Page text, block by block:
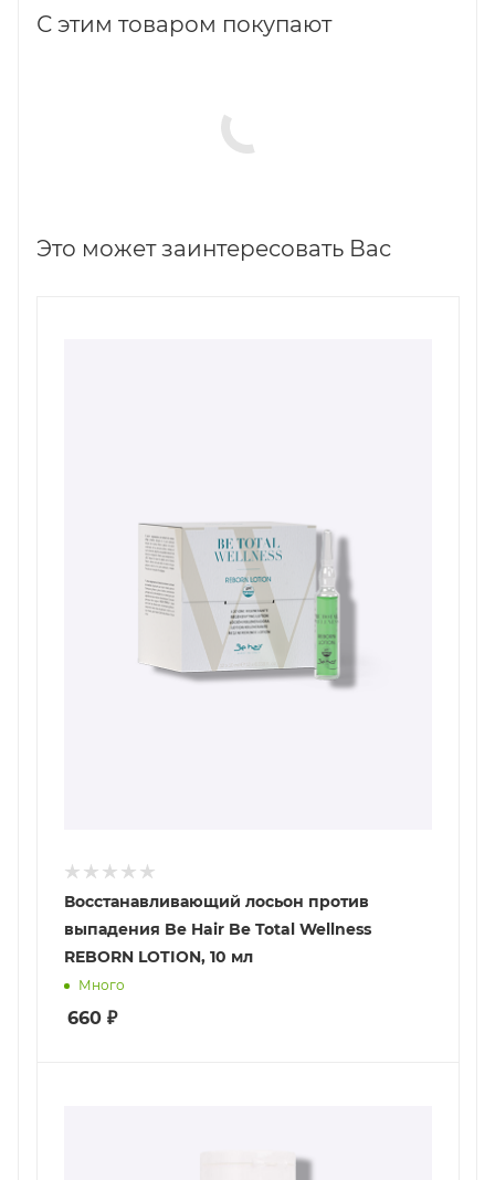
С этим товаром покупают
Это может заинтересовать Вас
Восстанавливающий лосьон против
выпадения Be Hair Be Total Wellness
REBORN LOTION, 10 мл
Много
660 ₽